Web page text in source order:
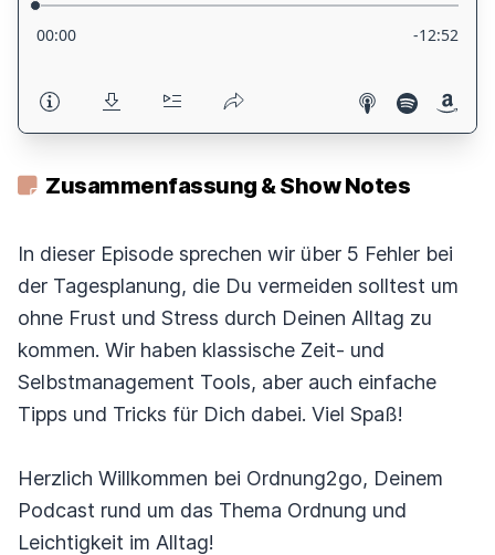
Zusammenfassung & Show Notes
In dieser Episode sprechen wir über 5 Fehler bei
der Tagesplanung, die Du vermeiden solltest um
ohne Frust und Stress durch Deinen Alltag zu
kommen. Wir haben klassische Zeit- und
Selbstmanagement Tools, aber auch einfache
Tipps und Tricks für Dich dabei. Viel Spaß!
Herzlich Willkommen bei Ordnung2go, Deinem
Podcast rund um das Thema Ordnung und
Leichtigkeit im Alltag!